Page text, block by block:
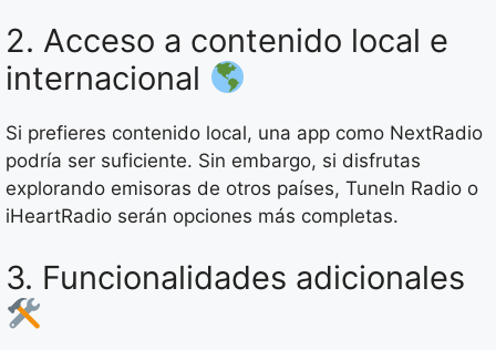
2. Acceso a contenido local e
internacional
Si prefieres contenido local, una app como NextRadio
podría ser suficiente. Sin embargo, si disfrutas
explorando emisoras de otros países, TuneIn Radio o
iHeartRadio serán opciones más completas.
3. Funcionalidades adicionales